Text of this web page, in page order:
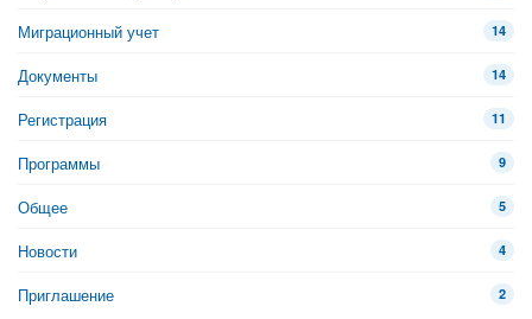
Миграционный учет 14
Документы 14
Регистрация 11
Программы 9
Общее 5
Новости 4
Приглашение 2